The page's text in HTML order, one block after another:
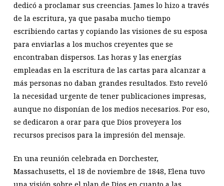
dedicó a proclamar sus creencias. James lo hizo a través
de la escritura, ya que pasaba mucho tiempo
escribiendo cartas y copiando las visiones de su esposa
para enviarlas a los muchos creyentes que se
encontraban dispersos. Las horas y las energías
empleadas en la escritura de las cartas para alcanzar a
más personas no daban grandes resultados. Esto reveló
la necesidad urgente de tener publicaciones impresas,
aunque no disponían de los medios necesarios. Por eso,
se dedicaron a orar para que Dios proveyera los
recursos precisos para la impresión del mensaje.
En una reunión celebrada en Dorchester,
Massachusetts, el 18 de noviembre de 1848, Elena tuvo